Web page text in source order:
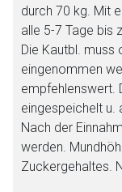
durch 70 kg. Mit
alle 5-7 Tage bis
Die Kautbl. muss
eingenommen
empfehlenswert.
eingespeichelt u.
Nach der
werden.
Zuckergehaltes.